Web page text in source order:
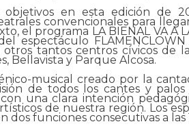
en esta edición de
convencionales para
el programa LA BIENAL VA A
espectáculo
otros tantos centros cívicos de
Bellavista y Parque Alcosa.
musical creado por la
de todos los cantes y palos
una clara intención
de nuestra región. Los
dos funciones consecutivas a las